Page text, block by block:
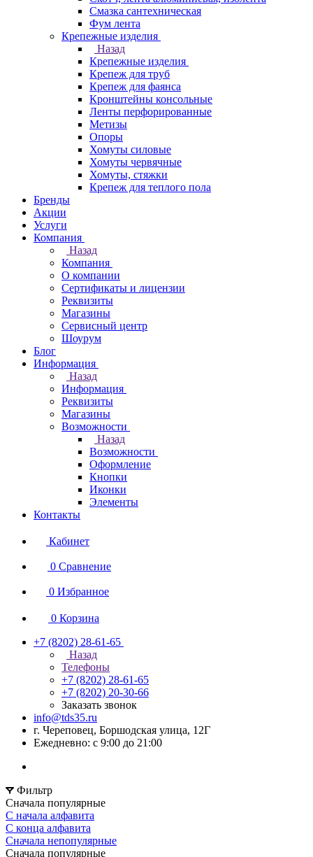
Смазка сантехническая
Фум лента
Крепежные изделия
Назад
Крепежные изделия
Крепеж для труб
Крепеж для фаянса
Кронштейны консольные
Ленты перфорированные
Метизы
Опоры
Хомуты силовые
Хомуты червячные
Хомуты, стяжки
Крепеж для теплого пола
Бренды
Акции
Услуги
Компания
Назад
Компания
О компании
Сертификаты и лицензии
Реквизиты
Магазины
Сервисный центр
Шоурум
Блог
Информация
Назад
Информация
Реквизиты
Магазины
Возможности
Назад
Возможности
Оформление
Кнопки
Иконки
Элементы
Контакты
Кабинет
0 Сравнение
0 Избранное
0 Корзина
+7 (8202) 28‑61-65
Назад
Телефоны
+7 (8202) 28‑61-65
+7 (8202) 20‑30-66
Заказать звонок
info@tds35.ru
г. Череповец, Боршодская улица, 12Г
Ежедневно: с 9:00 до 21:00
Фильтр
Сначала популярные
С начала алфавита
С конца алфавита
Сначала непопулярные
Сначала популярные